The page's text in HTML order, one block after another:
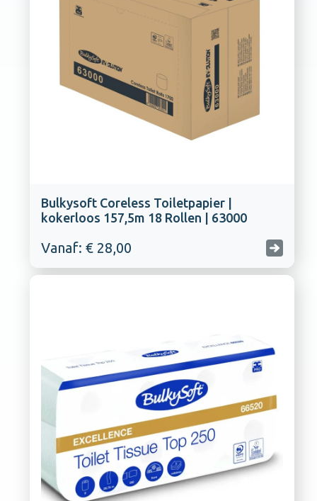
Bulkysoft Coreless Toiletpapier |
kokerloos 157,5m 18 Rollen | 63000
Vanaf: € 28,00